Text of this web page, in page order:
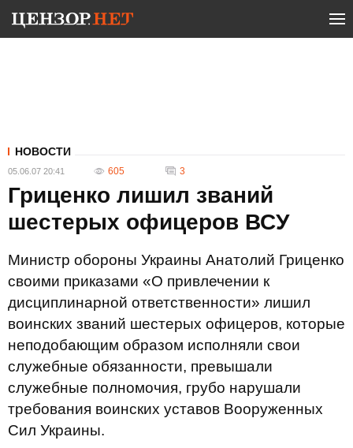
НОВОСТИ
05.06.07 20:41 605 3
Гриценко лишил званий
шестерых офицеров ВСУ
Министр обороны Украины Анатолий Гриценко
своими приказами «О привлечении к
дисциплинарной ответственности» лишил
воинских званий шестерых офицеров, которые
неподобающим образом исполняли свои
служебные обязанности, превышали
служебные полномочия, грубо нарушали
требования воинских уставов Вооруженных
Сил Украины.